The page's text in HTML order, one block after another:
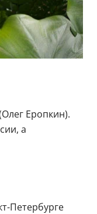
Еропкин).
а
Петербурге